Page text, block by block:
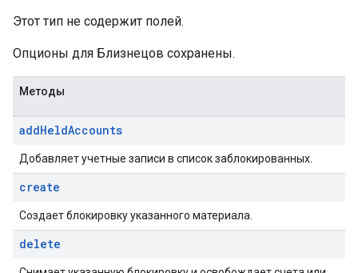
Этот тип не содержит полей.
Опционы для Близнецов сохранены.
Методы
addHeldAccounts
Добавляет учетные записи в список заблокированных.
create
Создает блокировку указанного материала.
delete